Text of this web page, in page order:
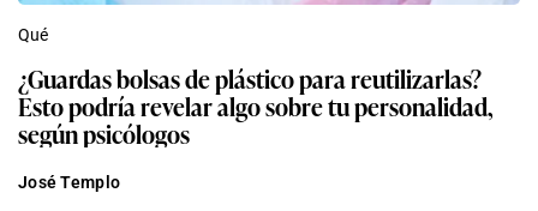
Qué
¿Guardas bolsas de plástico para reutilizarlas?
Esto podría revelar algo sobre tu personalidad,
según psicólogos
José Templo